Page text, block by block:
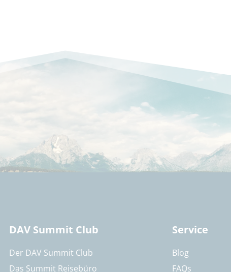
DAV Summit Club
Der DAV Summit Club
Das Summit Reisebüro
Service
Blog
FAQs